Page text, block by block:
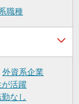
職種
外資系企業
が活躍
なし